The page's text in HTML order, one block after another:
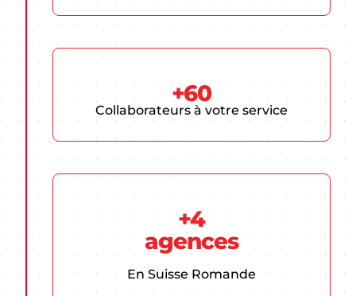
+60
Collaborateurs à votre service
+4
agences
En Suisse Romande